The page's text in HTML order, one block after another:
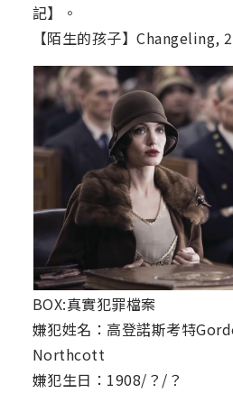
記】。
【陌生的孩子】Changeling,
BOX:真實犯罪檔案
嫌犯姓名：高登諾斯考特
Northcott
嫌犯生日：1908/？/？